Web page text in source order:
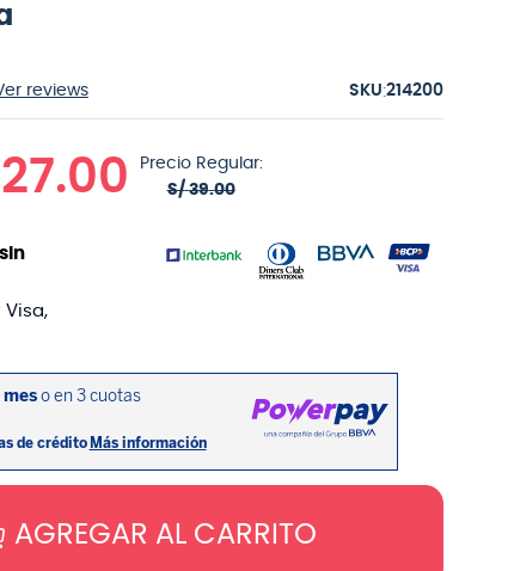
reviews :214200
27.00
Precio Regular:
S/ 39.00
Visa,
AGREGAR AL CARRITO